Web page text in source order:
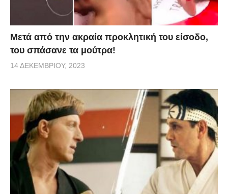
Μετά από την ακραία προκλητική του είσοδο,
του σπάσανε τα μούτρα!
14 ΔΕΚΕΜΒΡΊΟΥ, 2023